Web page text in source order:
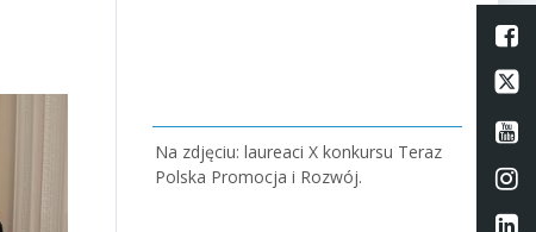
Na zdjęciu: laureaci X konkursu Teraz
Polska Promocja i Rozwój.